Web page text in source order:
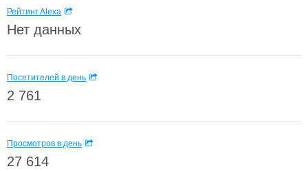
Рейтинг Alexa
Нет данных
Посетителей в день
2 761
Просмотров в день
27 614